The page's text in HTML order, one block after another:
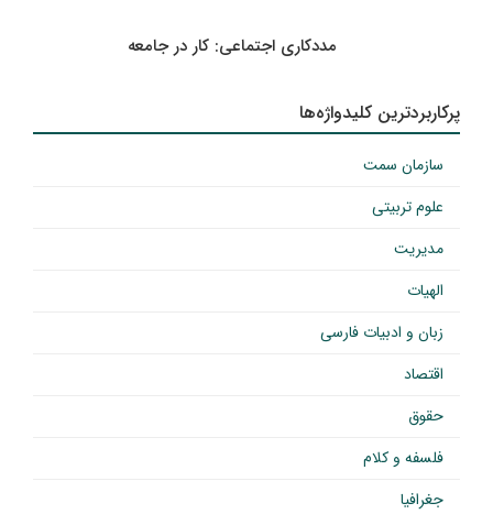
مددکاری اجتماعی: کار در جامعه
پرکاربردترین کلیدواژه‌ها
سازمان سمت
علوم تربیتی
مدیریت
الهیات
زبان و ادبیات فارسی
اقتصاد
حقوق
فلسفه و کلام
جغرافیا